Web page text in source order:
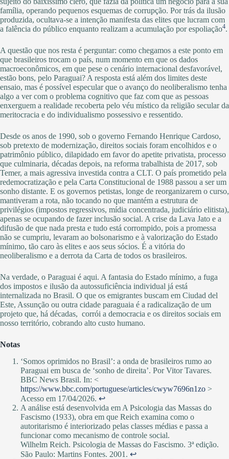
família, operando pequenos esquemas de corrupção. Por trás da ilusão
produzida, ocultava-se a intenção manifesta das elites que lucram com
a falência do público enquanto realizam a acumulação por espoliação4.
A questão que nos resta é perguntar: como chegamos a este ponto em
que brasileiros trocam o país, num momento em que os dados
macroeconômicos, em que pese o cenário internacional desfavorável,
estão bons, pelo Paraguai? A resposta está além dos limites deste
ensaio, mas é possível especular que o avanço do neoliberalismo tenha
algo a ver com o problema cognitivo que faz com que as pessoas
enxerguem a realidade recoberta pelo véu místico da religião secular da
meritocracia e do individualismo possessivo e ressentido.
Desde os anos de 1990, sob o governo Fernando Henrique Cardoso,
sob pretexto de modernização, direitos sociais foram encolhidos e o
patrimônio público, dilapidado em favor do apetite privatista, processo
que culminaria, décadas depois, na reforma trabalhista de 2017, sob
Temer, a mais agressiva investida contra a CLT. O país prometido pela
redemocratização e pela Carta Constitucional de 1988 passou a ser um
sonho distante. E os governos petistas, longe de reorganizarem o curso,
mantiveram a rota, não tocando no que mantém a estrutura de
privilégios (impostos regressivos, mídia concentrada, judiciário elitista),
apenas se ocupando de fazer inclusão social. A crise da Lava Jato e a
difusão de que nada presta e tudo está corrompido, pois a promessa
não se cumpriu, levaram ao bolsonarismo e à valorização do Estado
mínimo, tão caro às elites e aos seus sócios. É a vitória do
neoliberalismo e a derrota da Carta de todos os brasileiros.
Na verdade, o Paraguai é aqui. A fantasia do Estado mínimo, a fuga
dos impostos e ilusão da autossuficiência individual já está
internalizada no Brasil. O que os emigrantes buscam em Ciudad del
Este, Assunção ou outra cidade paraguaia é a radicalização de um
projeto que, há décadas, corrói a democracia e os direitos sociais em
nosso território, cobrando alto custo humano.
Notas
‘Somos oprimidos no Brasil’: a onda de brasileiros rumo ao
Paraguai em busca de ‘sonho de direita’. Por Vitor Tavares.
BBC News Brasil. In: <
https://www.bbc.com/portuguese/articles/cwyw7696n1zo >
Acesso em 17/04/2026. ↩︎
A análise está desenvolvida em A Psicologia das Massas do
Fascismo (1933), obra em que Reich examina como o
autoritarismo é interiorizado pelas classes médias e passa a
funcionar como mecanismo de controle social.
Wilhelm Reich. Psicologia de Massas do Fascismo. 3ª edição.
São Paulo: Martins Fontes. 2001. ↩︎